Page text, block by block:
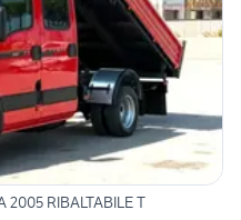
2005 RIBALTABILE T